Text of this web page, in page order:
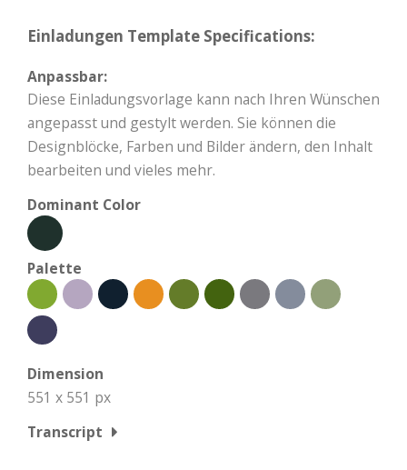
Einladungen Template Specifications:
Anpassbar:
Diese Einladungsvorlage kann nach Ihren Wünschen
angepasst und gestylt werden. Sie können die
Designblöcke, Farben und Bilder ändern, den Inhalt
bearbeiten und vieles mehr.
Dominant Color
Palette
Dimension
551 x 551 px
Transcript